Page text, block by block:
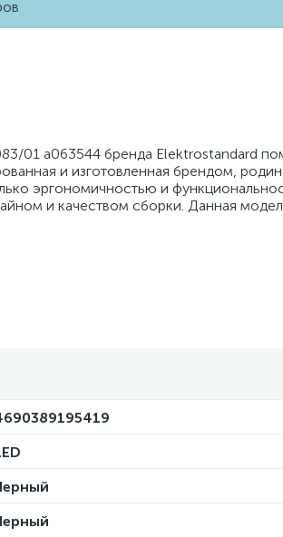
01 a063544 бренда Elektrostandard
и изготовленная брендом,
эргономичностью и
и качеством сборки. Данная